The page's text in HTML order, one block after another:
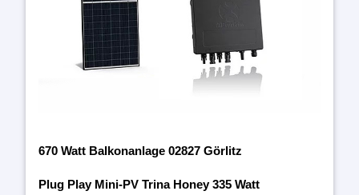
670 Watt Balkonanlage 02827 Görlitz
Plug Play Mini-PV Trina Honey 335 Watt